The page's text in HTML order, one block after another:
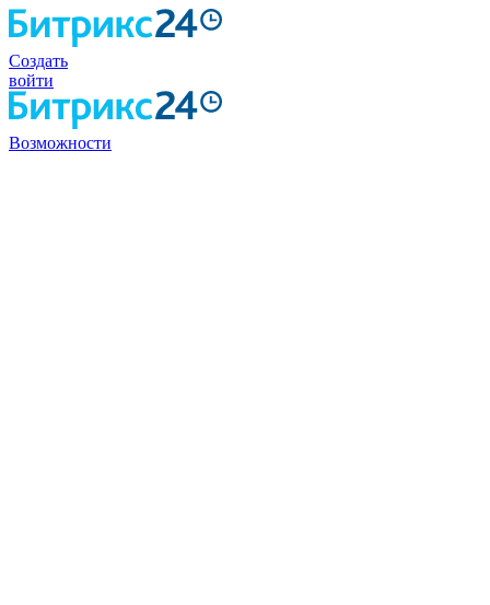
Создать
войти
Возможности